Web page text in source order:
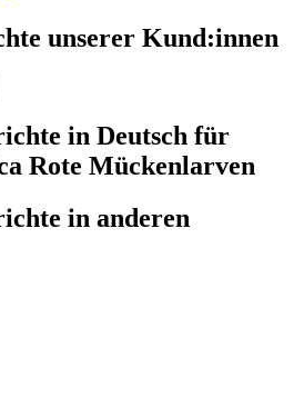
unserer Kund:innen
in Deutsch für
Rote Mückenlarven
in anderen